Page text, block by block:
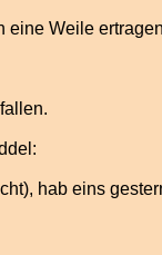
eine Weile
hab eins